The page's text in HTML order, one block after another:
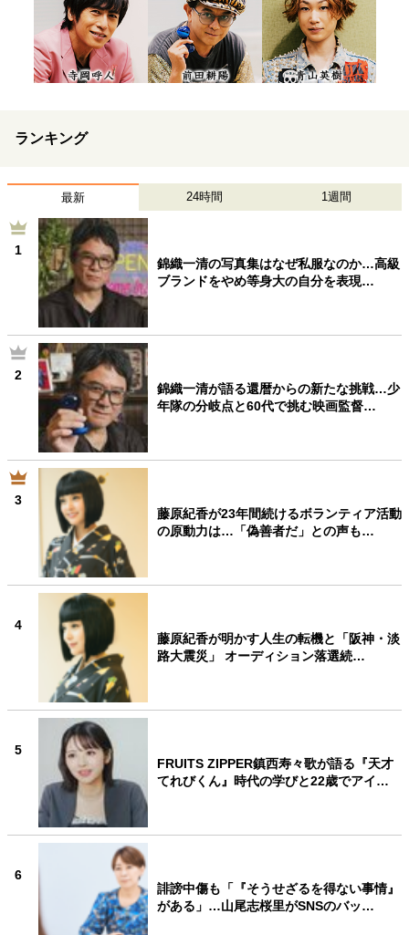
ランキング
最新 24時間 1週間
1
錦織一清の写真集はなぜ私服なのか…高級
ブランドをやめ等身大の自分を表現…
2
錦織一清が語る還暦からの新たな挑戦…少
年隊の分岐点と60代で挑む映画監督…
3
藤原紀香が23年間続けるボランティア活動
の原動力は…「偽善者だ」との声も…
4
藤原紀香が明かす人生の転機と「阪神・淡
路大震災」 オーディション落選続…
5
FRUITS ZIPPER鎮西寿々歌が語る『天才
てれびくん』時代の学びと22歳でアイ…
6
誹謗中傷も「『そうせざるを得ない事情』
がある」…山尾志桜里がSNSのバッ…